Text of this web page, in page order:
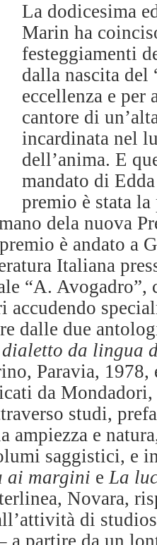
La dodicesima
Marin ha
festeggiamenti
dalla nascita del
eccellenza e per
cantore di
incardinata nel
dell’anima. E
mandato di
premio è stata
dela nuova
è andato a
Italiana
“A. Avogadro”,
accudendo
dalle due
da lingua
Paravia, 1978,
da
studi,
ampiezza e
saggistici, e
ai margini eLa
Novara,
di
a partire da un